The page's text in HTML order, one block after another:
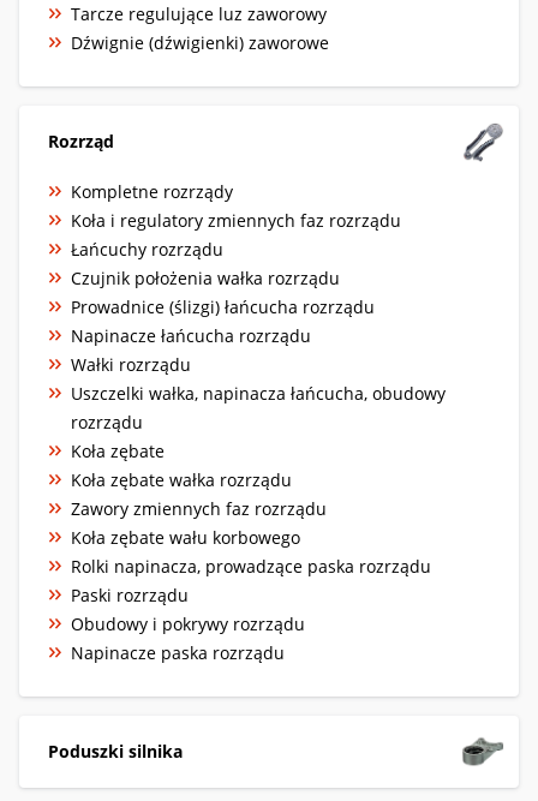
Tarcze regulujące luz zaworowy
Dźwignie (dźwigienki) zaworowe
Rozrząd
Kompletne rozrządy
Koła i regulatory zmiennych faz rozrządu
Łańcuchy rozrządu
Czujnik położenia wałka rozrządu
Prowadnice (ślizgi) łańcucha rozrządu
Napinacze łańcucha rozrządu
Wałki rozrządu
Uszczelki wałka, napinacza łańcucha, obudowy
rozrządu
Koła zębate
Koła zębate wałka rozrządu
Zawory zmiennych faz rozrządu
Koła zębate wału korbowego
Rolki napinacza, prowadzące paska rozrządu
Paski rozrządu
Obudowy i pokrywy rozrządu
Napinacze paska rozrządu
Poduszki silnika